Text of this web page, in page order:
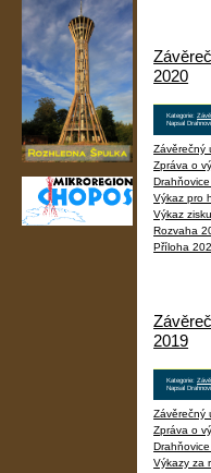
2020
Kategorie:
Napsal
Závěrečný
Zpráva o
Výkaz pro
Výkaz
Rozvaha
Příloha
2019
Kategorie:
Napsal
Závěrečný
Zpráva o
Výkazy za